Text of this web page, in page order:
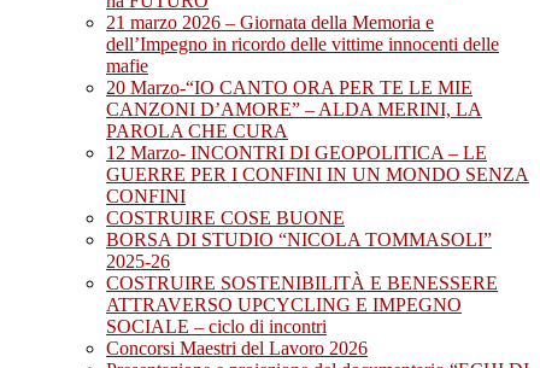
21 marzo 2026 – Giornata della Memoria e
dell’Impegno in ricordo delle vittime innocenti delle
mafie
20 Marzo-“IO CANTO ORA PER TE LE MIE
CANZONI D’AMORE” – ALDA MERINI, LA
PAROLA CHE CURA
12 Marzo- INCONTRI DI GEOPOLITICA – LE
GUERRE PER I CONFINI IN UN MONDO SENZA
CONFINI
COSTRUIRE COSE BUONE
BORSA DI STUDIO “NICOLA TOMMASOLI”
2025-26
COSTRUIRE SOSTENIBILITÀ E BENESSERE
ATTRAVERSO UPCYCLING E IMPEGNO
SOCIALE – ciclo di incontri
Concorsi Maestri del Lavoro 2026